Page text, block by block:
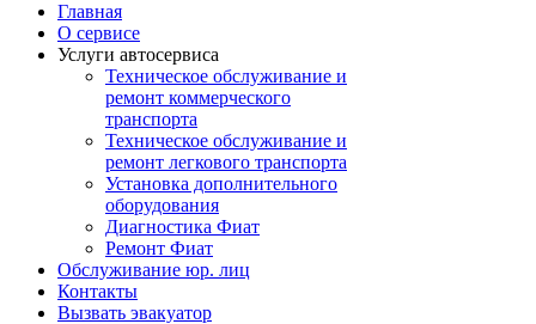
Главная
О сервисе
Услуги автосервиса
Техническое обcлуживание и
ремонт коммерческого
транспорта
Техническое обcлуживание и
ремонт легкового транспорта
Установка дополнительного
оборудования
Диагностика Фиат
Ремонт Фиат
Обслуживание юр. лиц
Контакты
Вызвать эвакуатор